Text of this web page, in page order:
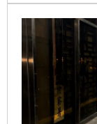
揮調查局台北
是被告，包括
龍，經檢察官
董事長劉偉
人均請回，歌
為本案被告遭